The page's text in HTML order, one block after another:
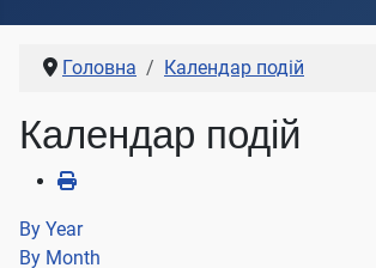
Головна Календар подій
Календар подій
By Year
By Month